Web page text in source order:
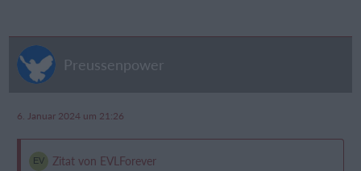
Preussenpower
6. Januar 2024 um 21:26
Zitat von EVLForever